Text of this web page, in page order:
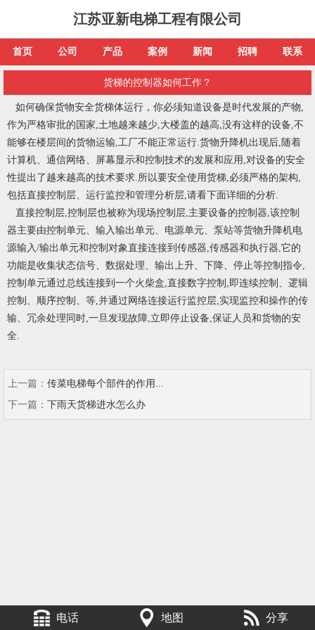
江苏亚新电梯工程有限公司
首页 公司 产品 案例 新闻 招聘 联系
货梯的控制器如何工作？
如何确保货物安全货梯体运行，你必须知道设备是时代发展的产物,
作为严格审批的国家,土地越来越少,大楼盖的越高,没有这样的设备,不
能够在楼层间的货物运输,工厂不能正常运行.货物升降机出现后,随着
计算机、通信网络、屏幕显示和控制技术的发展和应用,对设备的安全
性提出了越来越高的技术要求.所以要安全使用货梯,必须严格的架构,
包括直接控制层、运行监控和管理分析层,请看下面详细的分析.
直接控制层,控制层也被称为现场控制层,主要设备的控制器,该控制
器主要由控制单元、输入输出单元、电源单元、泵站等货物升降机电
源输入/输出单元和控制对象直接连接到传感器,传感器和执行器,它的
功能是收集状态信号、数据处理、输出上升、下降、停止等控制指令,
控制单元通过总线连接到一个火柴盒,直接数字控制,即连续控制、逻辑
控制、顺序控制、等,并通过网络连接运行监控层,实现监控和操作的传
输、冗余处理同时,一旦发现故障,立即停止设备,保证人员和货物的安
全.
上一篇： 传菜电梯每个部件的作用...
下一篇： 下雨天货梯进水怎么办
电话 地图 分享